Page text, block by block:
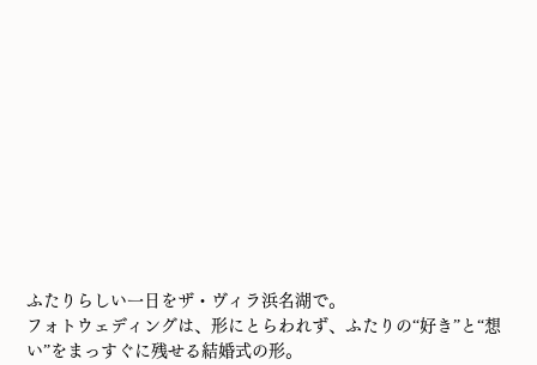
ふたりらしい一日をザ・ヴィラ浜名湖で。
フォトウェディングは、形にとらわれず、ふたりの“好き”と“想
い”をまっすぐに残せる結婚式の形。